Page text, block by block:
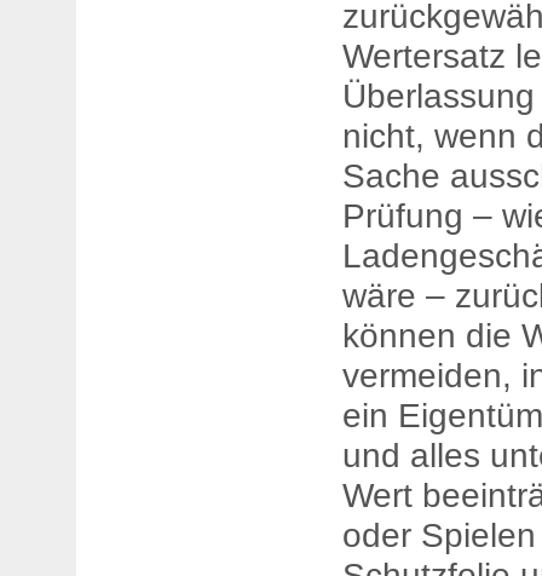
Wertersatz
nicht, wenn
Sache
Prüfung –
wäre –
können die
vermeiden,
ein
und alles
Wert
oder